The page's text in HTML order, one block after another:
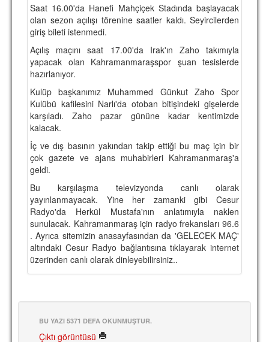
PERSONEL
TARİHÇE
BASINDAN
KUPA MAÇLARI
ESKi BAŞKANLAR
HAKKIMIZDA
MİSYON
HAKKIMIZDA
İRTİBAT
REKLAM YAYINI
Saat 16.00'da Hanefi Mahçiçek Stadında başlayacak
olan sezon açılışı törenine saatler kaldı. Seyircilerden
giriş bileti istenmedi.
Açılış maçını saat 17.00'da Irak'ın Zaho takımıyla
yapacak olan Kahramanmaraşspor şuan tesislerde
hazırlanıyor.
Kulüp başkanımız Muhammed Günkut Zaho Spor
Kulübü kafilesini Narlı'da otoban bitişindeki gişelerde
karşıladı. Zaho pazar gününe kadar kentimizde
kalacak.
İç ve dış basının yakından takip ettiği bu maç için bir
çok gazete ve ajans muhabirleri Kahramanmaraş'a
geldi.
Bu karşılaşma televizyonda canlı olarak
yayınlanmayacak. Yine her zamanki gibi Cesur
Radyo'da Herkül Mustafa'nın anlatımıyla naklen
sunulacak. Kahramanmaraş için radyo frekansları 96.6
. Ayrıca sitemizin anasayfasından da 'GELECEK MAÇ'
altındaki Cesur Radyo bağlantısına tıklayarak internet
üzerinden canlı olarak dinleyebilirsiniz..
BU YAZI 5371 DEFA OKUNMUŞTUR.
Çıktı görüntüsü